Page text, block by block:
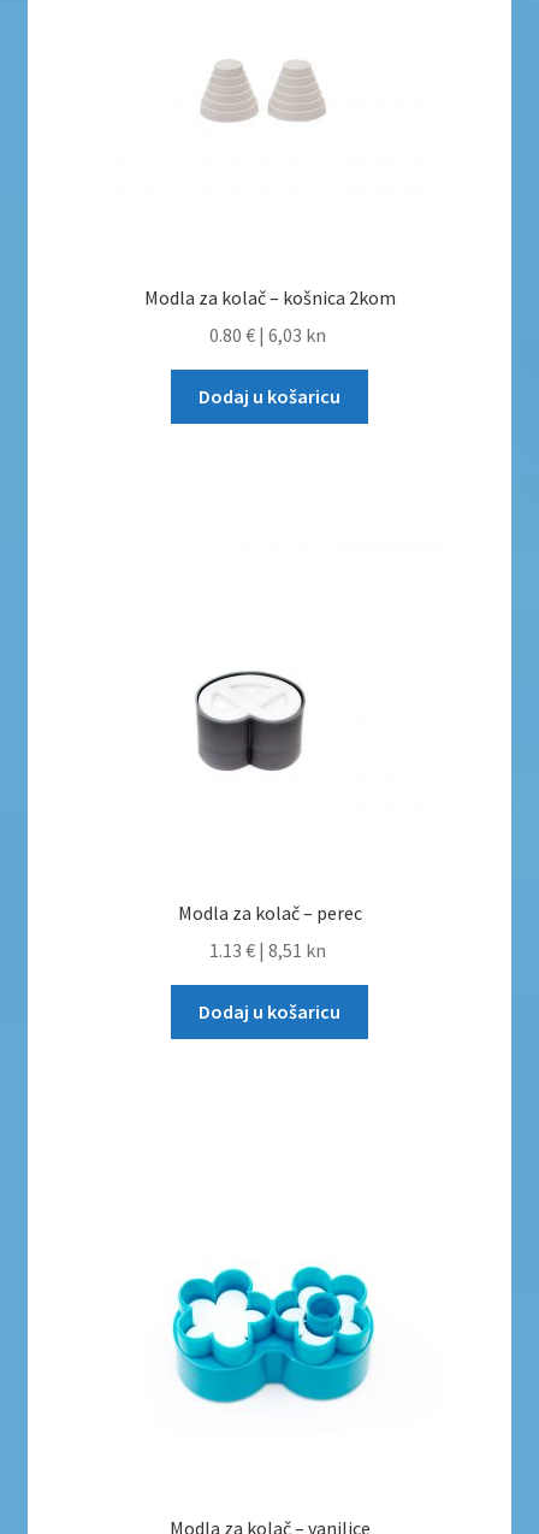
Modla za kolač – košnica 2kom
0.80 € | 6,03 kn
Dodaj u košaricu
Modla za kolač – perec
1.13 € | 8,51 kn
Dodaj u košaricu
Modla za kolač – vanilice